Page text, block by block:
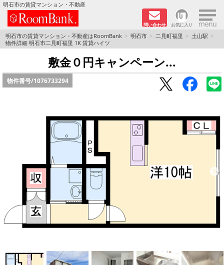
明石市の賃貸マンション・不動産
問い合わせ お気に入り ×
TOPページ
分譲マンションシリーズ
リノベーション物件
オートロック付き物件特集
路線·駅から探す
地域から探す
地図から探す
オーナー様へ
スタッフ紹介ページ
明石市の賃貸マンション・不動産はRoomBank 明石市 二見町福里
土山駅
物件詳細 明石市二見町福里 1K 賃貸ハイツ
敷金０円キャンペーン...
物件番号/1076733294